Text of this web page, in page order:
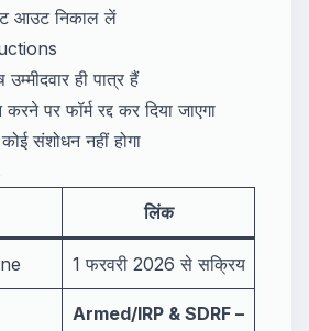
आउट निकाल लें
ही पात्र हैं
पर फॉर्म रद्द कर दिया जाएगा
संशोधन नहीं होगा
लिंक
1 फरवरी 2026 से सक्रिय
Armed/IRP & SDRF –